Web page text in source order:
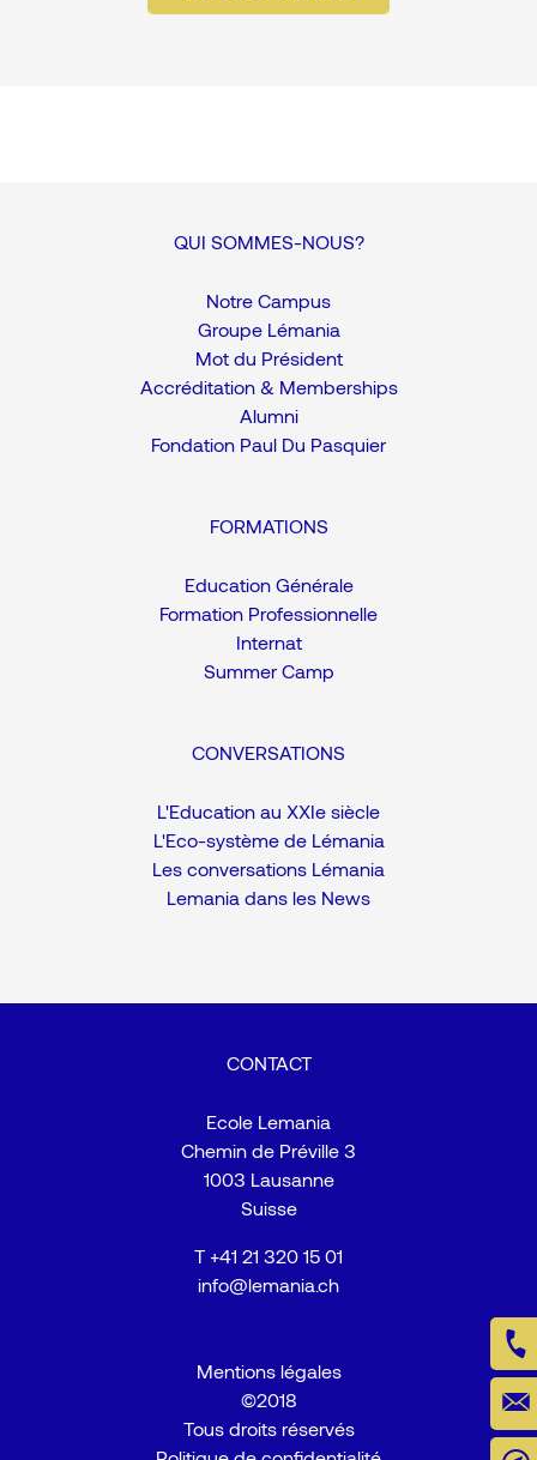
QUI SOMMES-NOUS?
Notre Campus
Groupe Lémania
Mot du Président
Accréditation & Memberships
Alumni
Fondation Paul Du Pasquier
FORMATIONS
Education Générale
Formation Professionnelle
Internat
Summer Camp
CONVERSATIONS
L'Education au XXIe siècle
L'Eco-système de Lémania
Les conversations Lémania
Lemania dans les News
CONTACT
Ecole Lemania
Chemin de Préville 3
1003 Lausanne
Suisse
T +41 21 320 15 01
info@lemania.ch
Mentions légales
©2018
Tous droits réservés